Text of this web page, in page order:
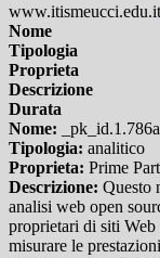
www.itismeucci.edu.it
Nome
Tipologia
Proprieta
Descrizione
Durata
Nome: _pk_id.1.786a
Tipologia: analitico
Proprieta: Prime
Descrizione: Questo
analisi web open
proprietari di siti
misurare le